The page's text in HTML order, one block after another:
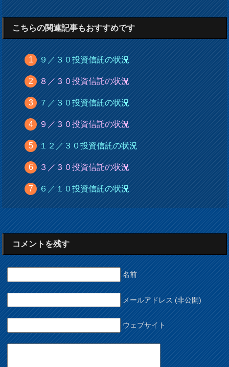
こちらの関連記事もおすすめです
９／３０投資信託の状況
８／３０投資信託の状況
７／３０投資信託の状況
９／３０投資信託の状況
１２／３０投資信託の状況
３／３０投資信託の状況
６／１０投資信託の状況
コメントを残す
名前
メールアドレス (非公開)
ウェブサイト